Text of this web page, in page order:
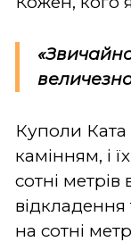
Куполи
камінням, і
сотні
на сотні